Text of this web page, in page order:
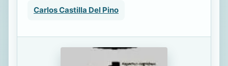
Carlos Castilla Del Pino